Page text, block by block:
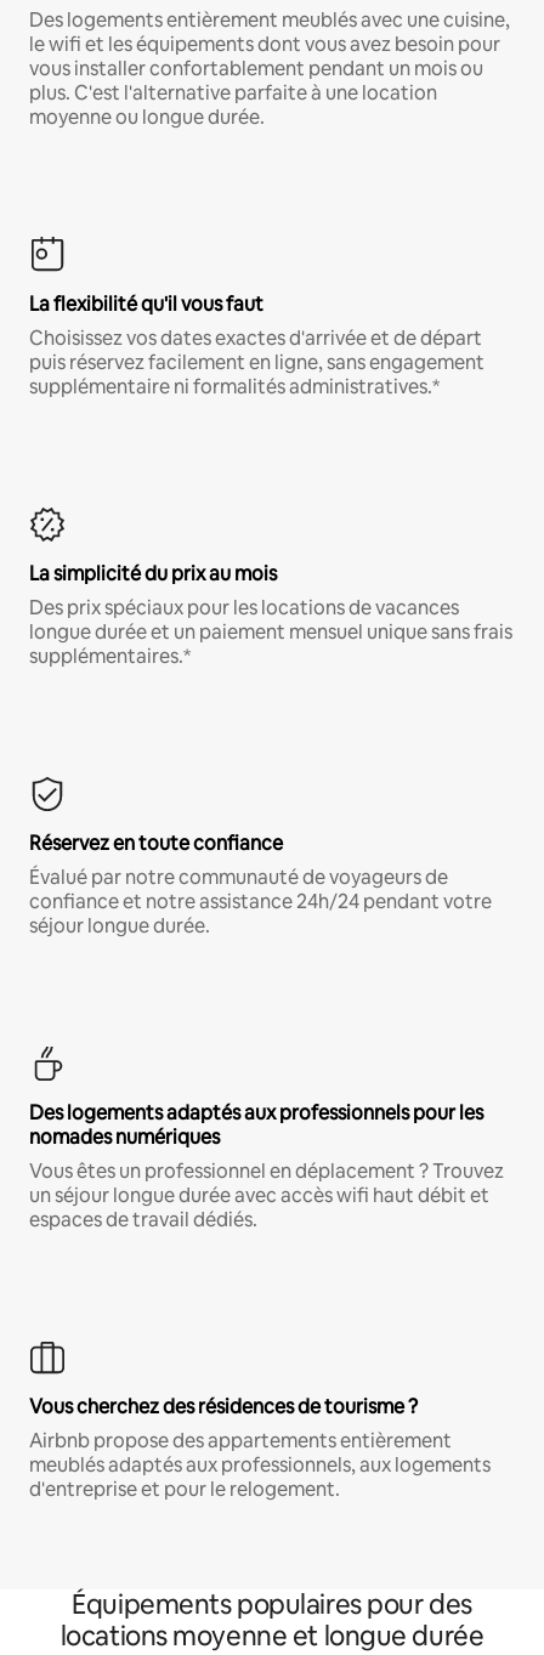
Des logements entièrement meublés avec une cuisine,
le wifi et les équipements dont vous avez besoin pour
vous installer confortablement pendant un mois ou
plus. C'est l'alternative parfaite à une location
moyenne ou longue durée.
La flexibilité qu'il vous faut
Choisissez vos dates exactes d'arrivée et de départ
puis réservez facilement en ligne, sans engagement
supplémentaire ni formalités administratives.*
La simplicité du prix au mois
Des prix spéciaux pour les locations de vacances
longue durée et un paiement mensuel unique sans frais
supplémentaires.*
Réservez en toute confiance
Évalué par notre communauté de voyageurs de
confiance et notre assistance 24h/24 pendant votre
séjour longue durée.
Des logements adaptés aux professionnels pour les
nomades numériques
Vous êtes un professionnel en déplacement ? Trouvez
un séjour longue durée avec accès wifi haut débit et
espaces de travail dédiés.
Vous cherchez des résidences de tourisme ?
Airbnb propose des appartements entièrement
meublés adaptés aux professionnels, aux logements
d'entreprise et pour le relogement.
Équipements populaires pour des
locations moyenne et longue durée